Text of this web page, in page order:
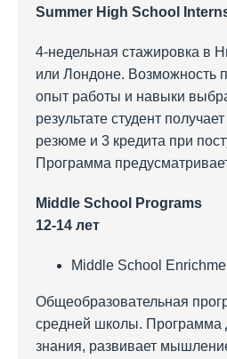
Summer High School
4-недельная стажировка в
или Лондоне. Возможность
опыт работы и навыки
результате студент
резюме и 3 кредита при
Программа
Middle School
Programs
12-14 лет
Middle School
Общеобразовательная
средней школы. Программа
знания, развивает